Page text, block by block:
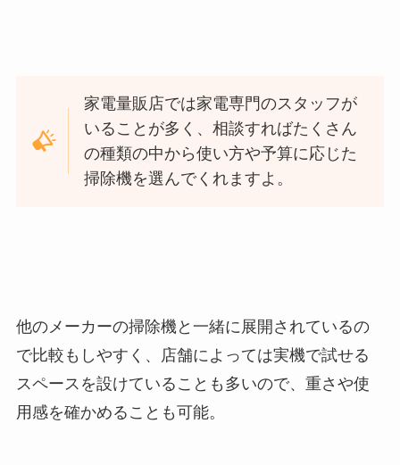
家電量販店では家電専門のスタッフが
いることが多く、相談すればたくさん
の種類の中から使い方や予算に応じた
掃除機を選んでくれますよ。
他のメーカーの掃除機と一緒に展開されているの
で比較もしやすく、店舗によっては実機で試せる
スペースを設けていることも多いので、重さや使
用感を確かめることも可能。